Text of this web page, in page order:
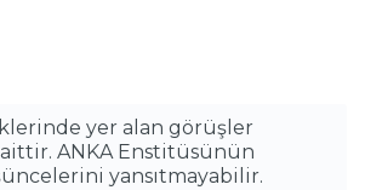
yer alan görüşler
aittir. ANKA Enstitüsünün
yansıtmayabilir.